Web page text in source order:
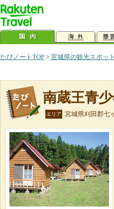
たびノートTOP > 宮城県の観光スポット
南蔵王青
エリア 宮城県刈田郡七